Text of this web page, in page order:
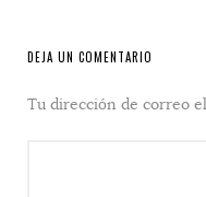
DEJA UN COMENTARIO
Tu dirección de correo